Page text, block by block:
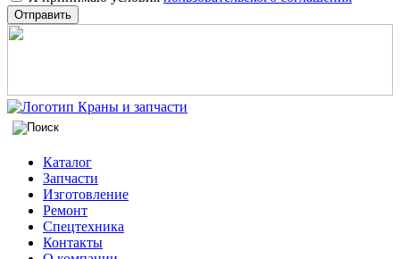
Отправить
Каталог
Запчасти
Изготовление
Ремонт
Спецтехника
Контакты